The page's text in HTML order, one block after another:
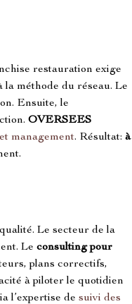
restauration exige
méthode du réseau. Le
Ensuite, le
OVERSEES
management. Résultat: à
Le secteur de la
Le consulting pour
plans correctifs,
à piloter le quotidien
l’expertise de suivi des